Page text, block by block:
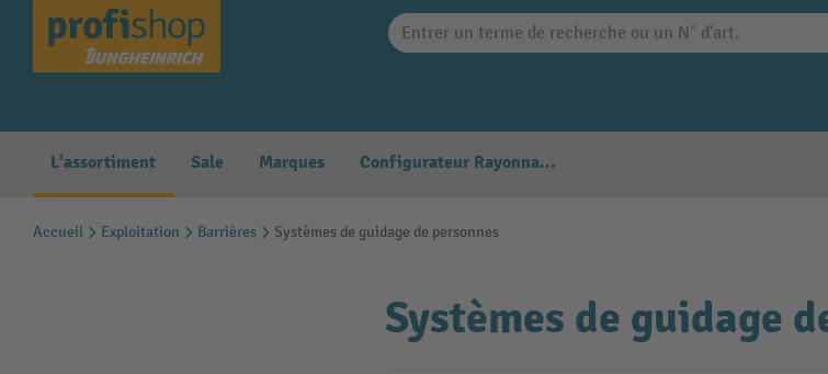
Skip to main navigation
L'assortiment Sale Marques Configurateur Rayonnages
Accueil Exploitation Barrières Systèmes de guidage de personnes
Systèmes de guidage